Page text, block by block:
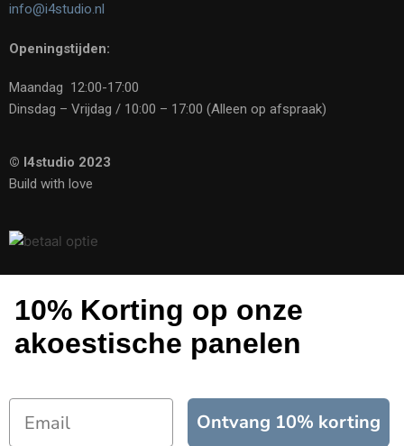
info@i4studio.nl
Openingstijden:
Maandag 12:00-17:00
Dinsdag – Vrijdag / 10:00 – 17:00 (Alleen op afspraak)
© I4studio 2023
Build with love
10% Korting op onze
akoestische panelen
Ontvang 10% korting